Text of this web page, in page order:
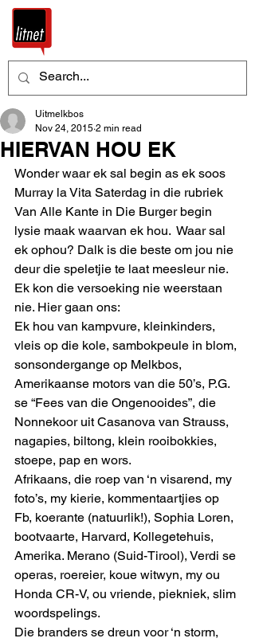
HIERVAN HOU EK
Uitmelkbos
Nov 24, 2015 2 min read
Wonder waar ek sal begin as ek soos
Murray la Vita Saterdag in die rubriek
Van Alle Kante in Die Burger begin
lysie maak waarvan ek hou.  Waar sal
ek ophou? Dalk is die beste om jou nie
deur die speletjie te laat meesleur nie.
Ek kon die versoeking nie weerstaan
nie. Hier gaan ons:
Ek hou van kampvure, kleinkinders,
vleis op die kole, sambokpeule in blom,
sonsondergange op Melkbos,
Amerikaanse motors van die 50’s, P.G.
se “Fees van die Ongenooides”, die
Nonnekoor uit Casanova van Strauss,
nagapies, biltong, klein rooibokkies,
stoepe, pap en wors.
Afrikaans, die roep van ‘n visarend, my
foto’s, my kierie, kommentaartjies op
Fb, koerante (natuurlik!), Sophia Loren,
bootvaarte, Harvard, Kollegetehuis,
Amerika. Merano (Suid-Tirool), Verdi se
operas, roereier, koue witwyn, my ou
Honda CR-V, ou vriende, piekniek, slim
woordspelings.
Die branders se dreun voor ‘n storm,